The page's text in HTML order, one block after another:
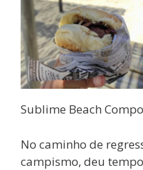
Sublime Beach
No caminho de
campismo, deu